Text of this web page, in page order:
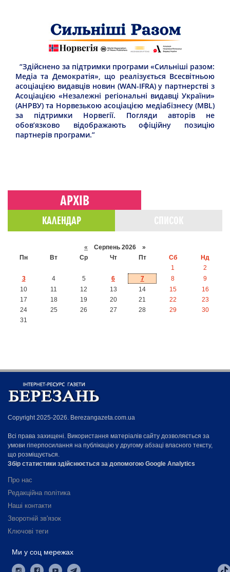
“Здійснено за підтримки програми «Сильніші разом:
Медіа та Демократія», що реалізується Всесвітньою
асоціацією видавців новин (WAN-IFRA) у партнерстві з
Асоціацією «Незалежні регіональні видавці України»
(АНРВУ) та Норвезькою асоціацією медіабізнесу (MBL)
за підтримки Норвегії. Погляди авторів не
обов’язково відображають офіційну позицію
партнерів програми.”
АРХІВ
КАЛЕНДАР
« Серпень 2026 »
Пн
Вт Ср Чт Пт Сб
Нд
1
2
3
4 5 6 7 8
9
10
11 12 13 14 15
16
17
18 19 20 21 22
23
24
25 26 27 28 29
30
31
Copyright 2025-2026. Berezangazeta.com.ua
Всі права захищені. Використання матеріалів сайту дозволяється за
умови гіперпосилання на публікацію у другому абзаці власного тексту,
що розміщується.
Збір статистики здійснюється за допомогою Google Analytics
Про нас
Редакційна політика
Наші контакти
Зворотній зв'язок
Ключові теги
Ми у соц мережах